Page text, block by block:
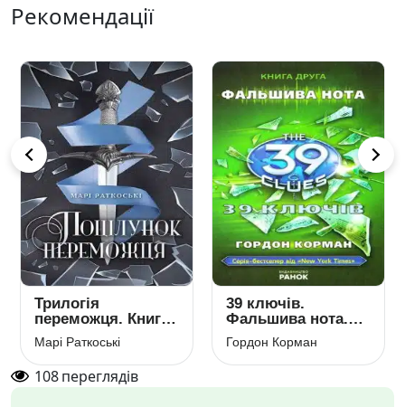
Рекомендації
Буба: мертвий
сезон
Барбара Космовська
Сибірські хайку
Юрґа Віле
108переглядів